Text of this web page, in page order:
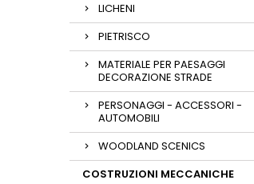
LICHENI
PIETRISCO
MATERIALE PER PAESAGGI
DECORAZIONE STRADE
PERSONAGGI - ACCESSORI -
AUTOMOBILI
WOODLAND SCENICS
COSTRUZIONI MECCANICHE